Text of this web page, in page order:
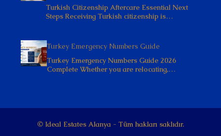
Turkish Citizenship Aftercare Essential Next
Steps Receiving Turkish citizenship is…
Turkey Emergency Numbers Guide
Turkey Emergency Numbers Guide 2026
Complete Whether you are relocating,…
© Ideal Estates Alanya - Tüm hakları saklıdır.